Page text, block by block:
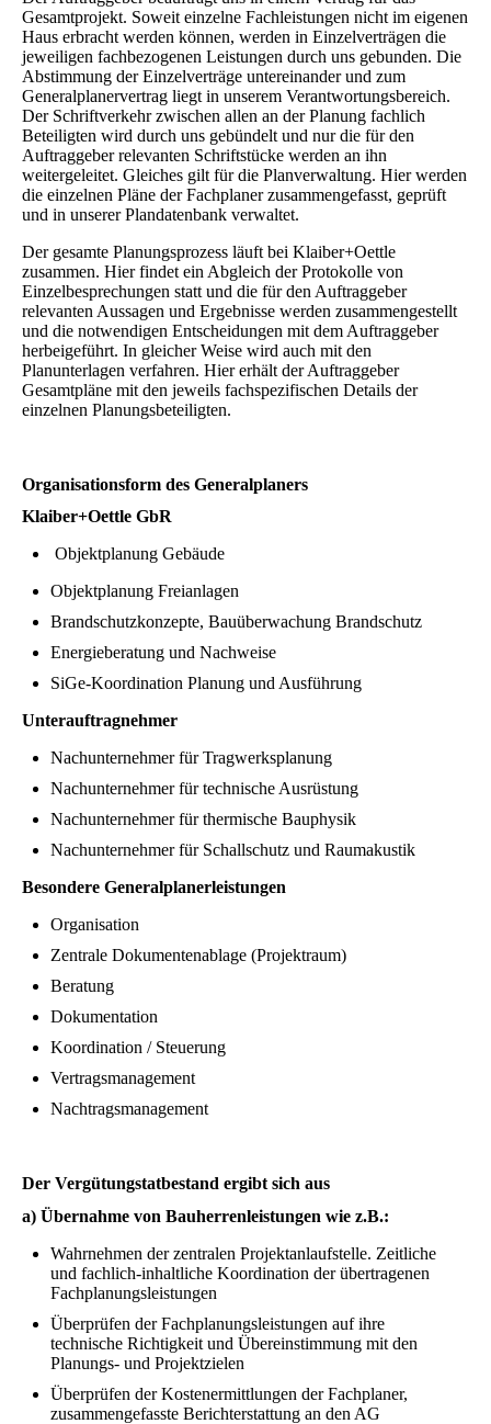
Gesamtprojekt. Soweit einzelne Fachleistungen nicht im eigenen
Haus erbracht werden können, werden in Einzelverträgen die
jeweiligen fachbezogenen Leistungen durch uns gebunden. Die
Abstimmung der Einzelverträge untereinander und zum
Generalplanervertrag liegt in unserem Verantwortungsbereich.
Der Schriftverkehr zwischen allen an der Planung fachlich
Beteiligten wird durch uns gebündelt und nur die für den
Auftraggeber relevanten Schriftstücke werden an ihn
weitergeleitet. Gleiches gilt für die Planverwaltung. Hier werden
die einzelnen Pläne der Fachplaner zusammengefasst, geprüft
und in unserer Plandatenbank verwaltet.
Der gesamte Planungsprozess läuft bei Klaiber+Oettle
zusammen. Hier findet ein Abgleich der Protokolle von
Einzelbesprechungen statt und die für den Auftraggeber
relevanten Aussagen und Ergebnisse werden zusammengestellt
und die notwendigen Entscheidungen mit dem Auftraggeber
herbeigeführt. In gleicher Weise wird auch mit den
Planunterlagen verfahren. Hier erhält der Auftraggeber
Gesamtpläne mit den jeweils fachspezifischen Details der
einzelnen Planungsbeteiligten.
Organisationsform des Generalplaners
Klaiber+Oettle GbR
Objektplanung Gebäude
Objektplanung Freianlagen
Brandschutzkonzepte, Bauüberwachung Brandschutz
Energieberatung und Nachweise
SiGe-Koordination Planung und Ausführung
Unterauftragnehmer
Nachunternehmer für Tragwerksplanung
Nachunternehmer für technische Ausrüstung
Nachunternehmer für thermische Bauphysik
Nachunternehmer für Schallschutz und Raumakustik
Besondere Generalplanerleistungen
Organisation
Zentrale Dokumentenablage (Projektraum)
Beratung
Dokumentation
Koordination / Steuerung
Vertragsmanagement
Nachtragsmanagement
Der Vergütungstatbestand ergibt sich aus
a) Übernahme von Bauherrenleistungen wie z.B.:
Wahrnehmen der zentralen Projektanlaufstelle. Zeitliche
und fachlich-inhaltliche Koordination der übertragenen
Fachplanungsleistungen
Überprüfen der Fachplanungsleistungen auf ihre
technische Richtigkeit und Übereinstimmung mit den
Planungs- und Projektzielen
Überprüfen der Kostenermittlungen der Fachplaner,
zusammengefasste Berichterstattung an den AG